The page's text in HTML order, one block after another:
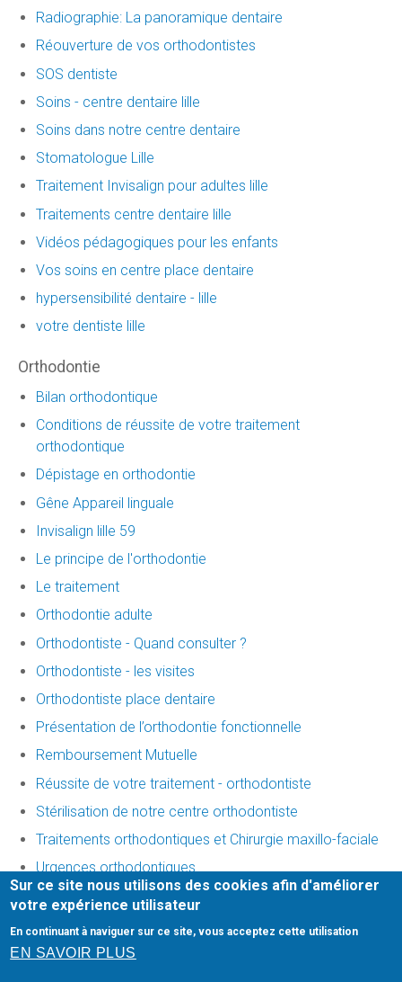
Radiographie: La panoramique dentaire
Réouverture de vos orthodontistes
SOS dentiste
Soins - centre dentaire lille
Soins dans notre centre dentaire
Stomatologue Lille
Traitement Invisalign pour adultes lille
Traitements centre dentaire lille
Vidéos pédagogiques pour les enfants
Vos soins en centre place dentaire
hypersensibilité dentaire - lille
votre dentiste lille
Orthodontie
Bilan orthodontique
Conditions de réussite de votre traitement
orthodontique
Dépistage en orthodontie
Gêne Appareil linguale
Invisalign lille 59
Le principe de l'orthodontie
Le traitement
Orthodontie adulte
Orthodontiste - Quand consulter ?
Orthodontiste - les visites
Orthodontiste place dentaire
Présentation de l’orthodontie fonctionnelle
Remboursement Mutuelle
Réussite de votre traitement - orthodontiste
Stérilisation de notre centre orthodontiste
Traitements orthodontiques et Chirurgie maxillo-faciale
Urgences orthodontiques
Mentions légales
Honoraires-Infos Conseil de l'Ordre
Sur ce site nous utilisons des cookies afin d'améliorer
votre expérience utilisateur
En continuant à naviguer sur ce site, vous acceptez cette utilisation
EN SAVOIR PLUS